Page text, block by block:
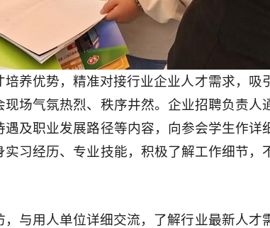
养优势，精准对接行业企业人才需求，吸
场气氛热烈、秩序井然。企业招聘负责人
及职业发展路径等内容，向参会学生作详
习经历、专业技能，积极了解工作细节，
与用人单位详细交流，了解行业最新人才